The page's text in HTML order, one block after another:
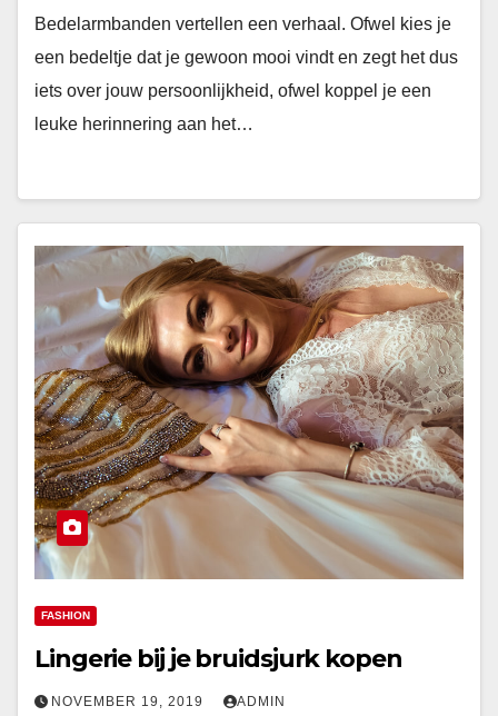
Bedelarmbanden vertellen een verhaal. Ofwel kies je
een bedeltje dat je gewoon mooi vindt en zegt het dus
iets over jouw persoonlijkheid, ofwel koppel je een
leuke herinnering aan het…
FASHION
Lingerie bij je bruidsjurk kopen
NOVEMBER 19, 2019 ADMIN